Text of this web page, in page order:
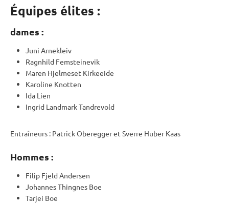
Équipes élites :
dames :
Juni Arnekleiv
Ragnhild Femsteinevik
Maren Hjelmeset Kirkeeide
Karoline Knotten
Ida Lien
Ingrid Landmark Tandrevold
Entraîneurs : Patrick Oberegger et Sverre Huber Kaas
Hommes :
Filip Fjeld Andersen
Johannes Thingnes Boe
Tarjei Boe